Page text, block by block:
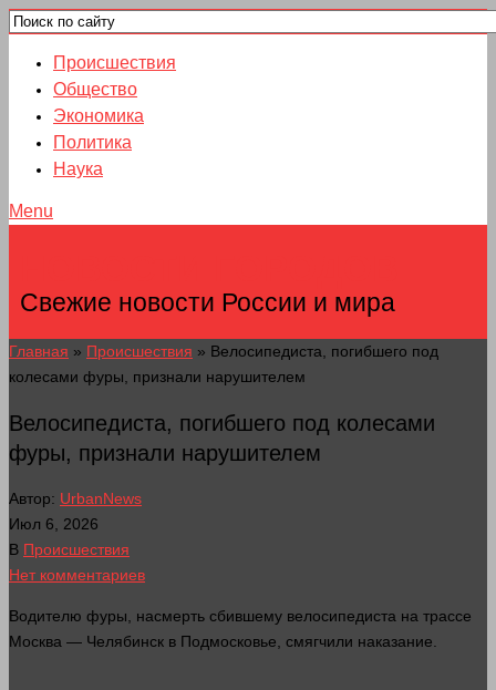
Происшествия
Общество
Экономика
Политика
Наука
Menu
Свежие новости России и мира
Главная » Происшествия » Велосипедиста, погибшего под
колесами фуры, признали нарушителем
Велосипедиста, погибшего под колесами
фуры, признали нарушителем
Автор: UrbanNews
Июл 6, 2026
В Происшествия
Нет комментариев
Водителю фуры, насмерть сбившему велосипедиста на трассе
Москва — Челябинск в Подмосковье, смягчили наказание.